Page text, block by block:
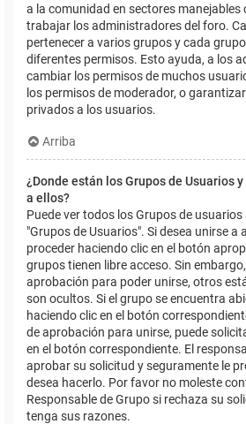
a la comunidad en sectores manejables
trabajar los administradores del foro.
pertenecer a varios grupos y cada
diferentes permisos. Esto ayuda, a los
cambiar los permisos de muchos
los permisos de moderador, o
privados a los usuarios.
Arriba
¿Donde están los Grupos de Usuarios
a ellos?
Puede ver todos los Grupos de
"Grupos de Usuarios". Si desea unirse a
proceder haciendo clic en el botón
grupos tienen libre acceso. Sin
aprobación para poder unirse, otros
son ocultos. Si el grupo se encuentra
haciendo clic en el botón
de aprobación para unirse, puede
en el botón correspondiente. El
aprobar su solicitud y seguramente le
desea hacerlo. Por favor no moleste
Responsable de Grupo si rechaza su
tenga sus razones.